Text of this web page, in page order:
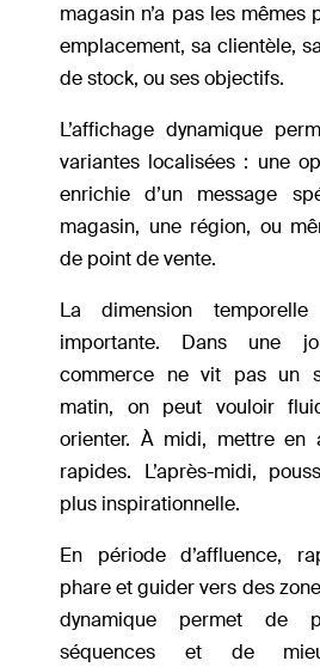
magasin n’a pas les mêmes
emplacement, sa clientèle,
de stock, ou ses objectifs.
L’affichage dynamique
variantes localisées : une
enrichie d’un message
magasin, une région, ou
de point de vente.
La dimension
importante. Dans une
commerce ne vit pas un
matin, on peut vouloir
orienter. À midi, mettre en
rapides. L’après-midi,
plus inspirationnelle.
En période d’affluence,
phare et guider vers des
dynamique permet de
séquences et de